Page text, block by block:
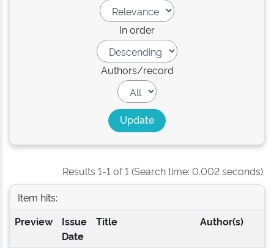
In order
Authors/record
Results 1-1 of 1 (Search time: 0.002 seconds).
Item hits:
Preview
Issue
Date
Title Author(s)